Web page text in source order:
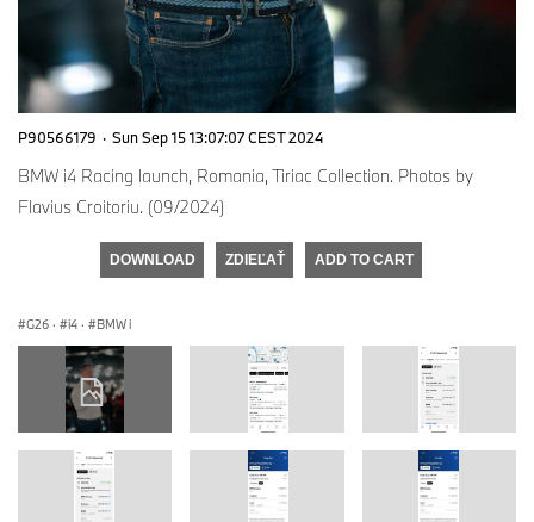
P90566179 · Sun Sep 15 13:07:07 CEST 2024
BMW i4 Racing launch, Romania, Tiriac Collection. Photos by
Flavius Croitoriu. (09/2024)
DOWNLOAD ZDIEĽAŤ ADD TO CART
G26 · i4 · BMW i